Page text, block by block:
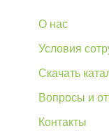
О нас
Условия
Скачать
Вопросы и
Контакты